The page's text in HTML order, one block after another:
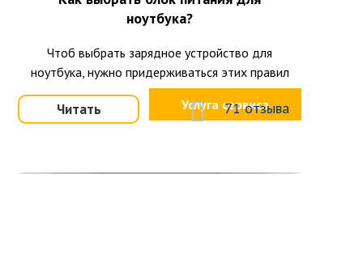
Услуга сервиса
ноутбука?
Чтоб выбрать зарядное устройство для
ноутбука, нужно придерживаться этих правил
Читать 71 отзыва